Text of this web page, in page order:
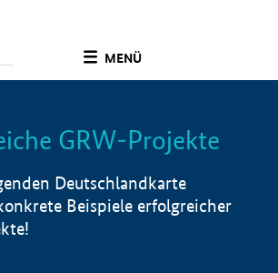
MENÜ
Info
GRW-Projekte
Deutschlandkarte
Beispiele erfolgreicher